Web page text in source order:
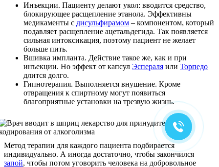
Инъекции. Пациенту делают укол: вводится средство,
блокирующее расщепление этанола. Эффективны
медикаменты с дисульфирамом – компонентом, который
подавляет расщепление ацетальдегида. Так появляется
сильная интоксикация, поэтому пациент не желает
больше пить.
Вшивка импланта. Действие такое же, как и при
инъекции. Но эффект от капсул Эспераля или Торпедо
длится долго.
Гипнотерапия. Выполняется внушение. Кроме
отвращения к спиртному могут появиться
благоприятные установки на трезвую жизнь.
Метод терапии для каждого пациента подбирается
индивидуально. А иногда достаточно, чтобы закончился
запой, чтобы потом уговорить человека на добровольное